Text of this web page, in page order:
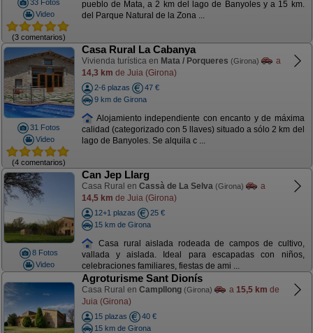
33 Fotos
Video
(3 comentarios)
pueblo de Mata, a 2 km del lago de Banyoles y a 15 km.
del Parque Natural de la Zona ...
31 Fotos
Video
(4 comentarios)
Casa Rural La Cabanya
Vivienda turística en Mata / Porqueres (Girona)
a
14,3 km de Juia (Girona)
2-6 plazas
47 €
9 km de Girona
Alojamiento independiente con encanto y de máxima
calidad (categorizado con 5 llaves) situado a sólo 2 km del
lago de Banyoles. Se alquila c ...
8 Fotos
Video
Can Jep Llarg
Casa Rural en Cassà de La Selva (Girona)
a
14,5 km de Juia (Girona)
12+1 plazas
25 €
15 km de Girona
Casa rural aislada rodeada de campos de cultivo,
vallada y aislada. Ideal para escapadas con niños,
celebraciones familiares, fiestas de ami ...
Agroturisme Sant Dionís
Casa Rural en Campllong (Girona) a 15,5 km de
Juia (Girona)
15 plazas
40 €
15 km de Girona